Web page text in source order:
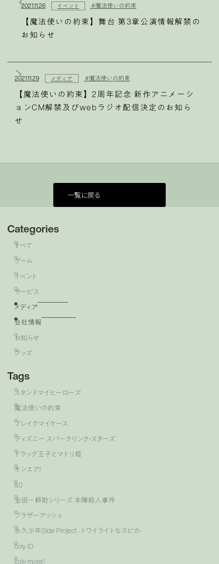
Categories
すべて
ゲーム
イベント
サービス
メディア
会社情報
お知らせ
グッズ
Tags
スタンドマイヒーローズ
魔法使いの約束
ブレイクマイケース
ディズニー スパークリンク・スターズ
ドラッグ王子とマトリ姫
オンエア！
&0
金田一耕助シリーズ 本陣殺人事件
ブラザーアッシュ
永久少年Side Project -トワイライトなスピカ-
coly ID
coly more！
2021.11.26 イベント #魔法使いの約束
【魔法使いの約束】舞台 第3章公演情報解禁の
お知らせ
2021.11.29 メディア #魔法使いの約束
【魔法使いの約束】2周年記念 新作アニメーシ
ョンCM解禁及びwebラジオ配信決定のお知ら
せ
一覧に戻る